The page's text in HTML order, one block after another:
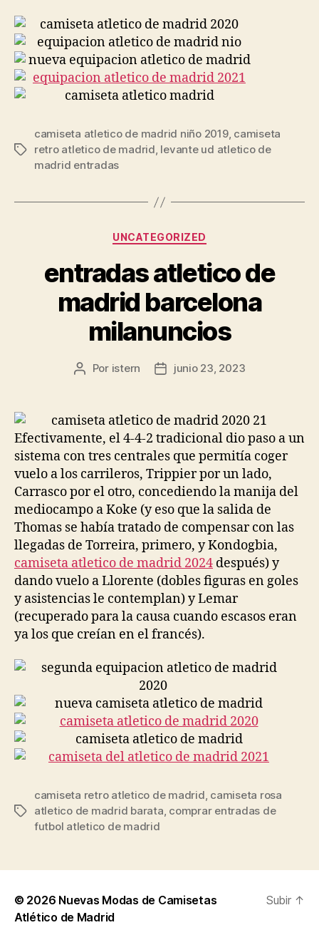
Etiquetas
camiseta atletico de madrid niño 2019, camiseta
retro atletico de madrid, levante ud atletico de
madrid entradas
Categorías
UNCATEGORIZED
entradas atletico de
madrid barcelona
milanuncios
Autor
entrada
Por istern
Fecha
entrada
junio 23, 2023
Efectivamente, el 4-4-2 tradicional dio paso a un
sistema con tres centrales que permitía coger
vuelo a los carrileros, Trippier por un lado,
Carrasco por el otro, concediendo la manija del
mediocampo a Koke (y eso que la salida de
Thomas se había tratado de compensar con las
llegadas de Torreira, primero, y Kondogbia,
camiseta atletico de madrid 2024 después) y
dando vuelo a Llorente (dobles figuras en goles
y asistencias le contemplan) y Lemar
(recuperado para la causa cuando escasos eran
ya los que creían en el francés).
Etiquetas
camiseta retro atletico de madrid, camiseta rosa
atletico de madrid barata, comprar entradas de
futbol atletico de madrid
© 2026 Nuevas Modas de Camisetas
Atlético de Madrid
Subir ↑